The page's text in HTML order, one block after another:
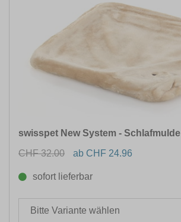
swisspet New System - Schlafmulde
CHF 32.00
ab CHF 24.96
sofort lieferbar